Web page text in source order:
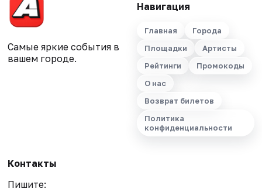
Самые яркие события в
вашем городе.
Навигация
Главная
Города
Площадки
Артисты
Рейтинги
Промокоды
О нас
Возврат билетов
Политика
конфиденциальности
Контакты
Пишите: